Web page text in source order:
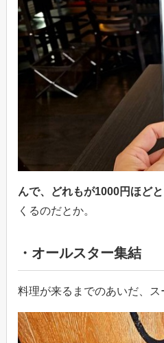
んで、どれもが1000円ほどと
くるのだとか。
・オールスター集結
料理が来るまでのあいだ、ス